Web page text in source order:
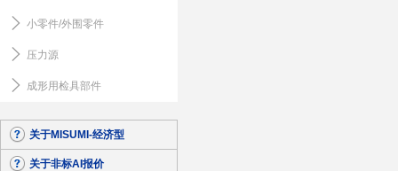
小零件/外围零件
压力源
成形用检具部件
关于MISUMI-经济型
关于非标AI报价